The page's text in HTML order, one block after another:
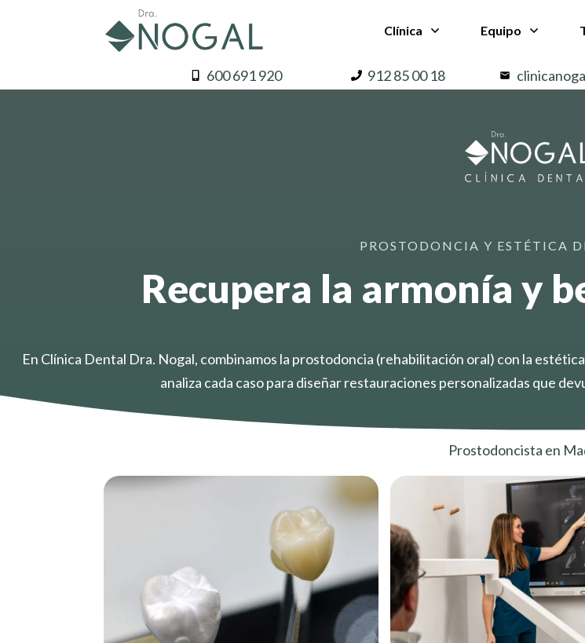
Clínica Equipo
600 691 920 912 85 00 18
PROSTODONCIA Y ESTÉTICA
Recupera la armonía y
En Clínica Dental Dra. Nogal, combinamos la prostodoncia (rehabilitación oral) con la
analiza cada caso para diseñar restauraciones personalizadas que
Prostodoncista en